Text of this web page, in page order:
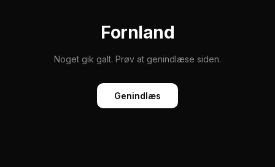
Fornland
Noget gik galt. Prøv at genindlæse siden.
Genindlæs